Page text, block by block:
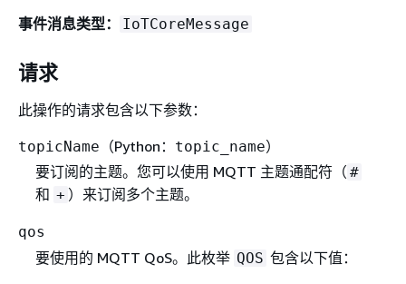
事件消息类型：
IoTCoreMessage
请求
此操作的请求包含以下参数：
topicName （Python： topic_name）
要订阅的主题。您可以使用 MQTT 主题通配符（ #
和 + ）来订阅多个主题。
qos
要使用的 MQTT QoS。此枚举 QOS 包含以下值：